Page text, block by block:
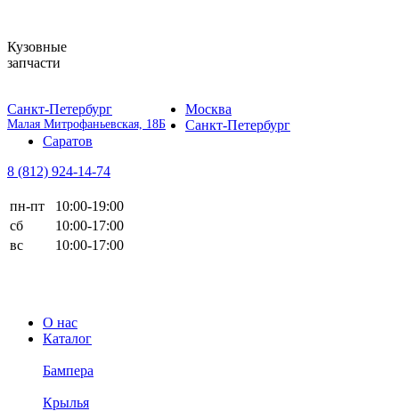
Кузовные
запчасти
Санкт-Петербург
Малая Митрофаньевская, 18Б
Москва
Санкт-Петербург
Саратов
8 (812) 924-14-74
пн-пт
10:00-19:00
сб
10:00-17:00
вс
10:00-17:00
О нас
Каталог
Бампера
Крылья